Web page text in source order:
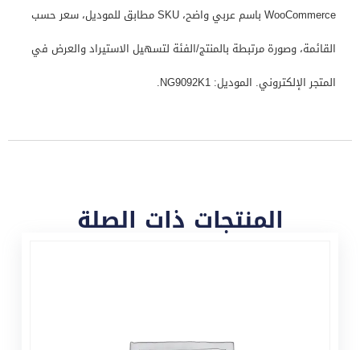
WooCommerce باسم عربي واضح، SKU مطابق للموديل، سعر حسب
القائمة، وصورة مرتبطة بالمنتج/الفئة لتسهيل الاستيراد والعرض في
المتجر الإلكتروني. الموديل: NG9092K1.
المنتجات ذات الصلة